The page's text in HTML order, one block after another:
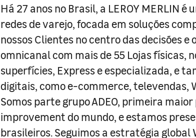
Há 27 anos no Brasil, a LEROY MERLIN
redes de varejo, focada em soluções
nossos Clientes no centro das decisões
omnicanal com mais de 55 Lojas físicas,
superfícies, Express e especializada, e
digitais, como e-commerce, televendas,
Somos parte grupo ADEO, primeira
improvement do mundo, e estamos
brasileiros. Seguimos a estratégia global